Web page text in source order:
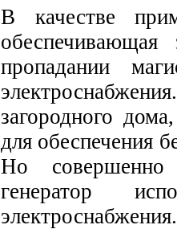
В качестве
обеспечивающая
пропадании
загородного
для обеспечения
Но совершенно
генератор
электроснабжения.